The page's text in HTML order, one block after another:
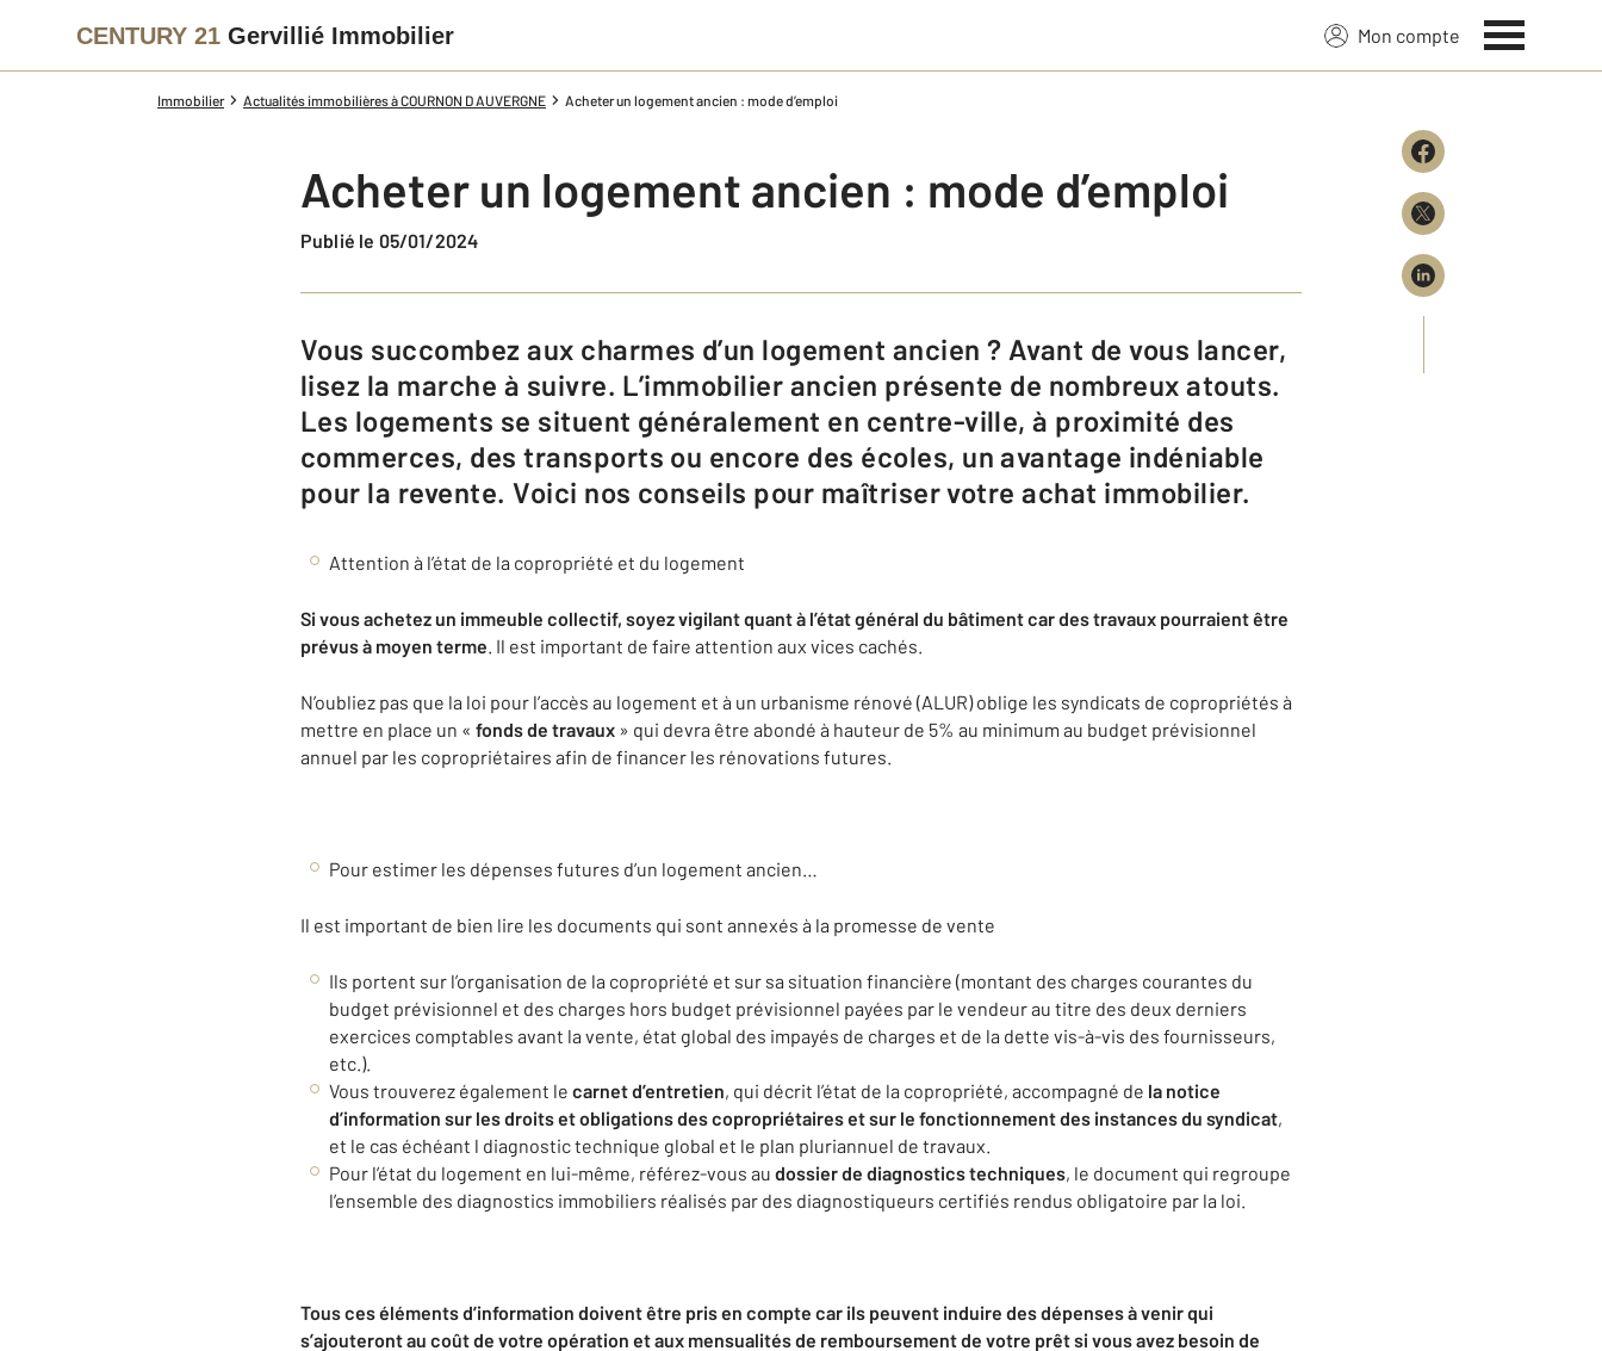
CENTURY 21 Gervillié Immobilier Mon compte
Immobilier Actualités immobilières à COURNON D AUVERGNE Acheter un logement ancien : mode d’emploi
Acheter un logement ancien : mode d’emploi
Publié le 05/01/2024
Vous succombez aux charmes d’un logement ancien ? Avant de vous lancer,
lisez la marche à suivre. L’immobilier ancien présente de nombreux atouts.
Les logements se situent généralement en centre-ville, à proximité des
commerces, des transports ou encore des écoles, un avantage indéniable
pour la revente. Voici nos conseils pour maîtriser votre achat immobilier.
Attention à l’état de la copropriété et du logement
Si vous achetez un immeuble collectif, soyez vigilant quant à l’état général du bâtiment car des travaux pourraient être
prévus à moyen terme. Il est important de faire attention aux vices cachés.
N’oubliez pas que la loi pour l’accès au logement et à un urbanisme rénové (ALUR) oblige les syndicats de copropriétés à
mettre en place un « fonds de travaux » qui devra être abondé à hauteur de 5% au minimum au budget prévisionnel
annuel par les copropriétaires afin de financer les rénovations futures.
Pour estimer les dépenses futures d’un logement ancien…
Il est important de bien lire les documents qui sont annexés à la promesse de vente
Ils portent sur l’organisation de la copropriété et sur sa situation financière (montant des charges courantes du
budget prévisionnel et des charges hors budget prévisionnel payées par le vendeur au titre des deux derniers
exercices comptables avant la vente, état global des impayés de charges et de la dette vis-à-vis des fournisseurs,
etc.).
Vous trouverez également le carnet d’entretien, qui décrit l’état de la copropriété, accompagné de la notice
d’information sur les droits et obligations des copropriétaires et sur le fonctionnement des instances du syndicat,
et le cas échéant l diagnostic technique global et le plan pluriannuel de travaux.
Pour l’état du logement en lui-même, référez-vous au dossier de diagnostics techniques, le document qui regroupe
l’ensemble des diagnostics immobiliers réalisés par des diagnostiqueurs certifiés rendus obligatoire par la loi.
Tous ces éléments d’information doivent être pris en compte car ils peuvent induire des dépenses à venir qui
s’ajouteront au coût de votre opération et aux mensualités de remboursement de votre prêt si vous avez besoin de